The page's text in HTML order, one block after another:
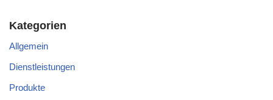
Kategorien
Allgemein
Dienstleistungen
Produkte